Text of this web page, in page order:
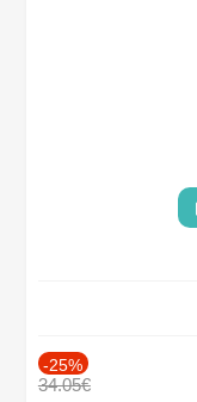
-25%
34.05€